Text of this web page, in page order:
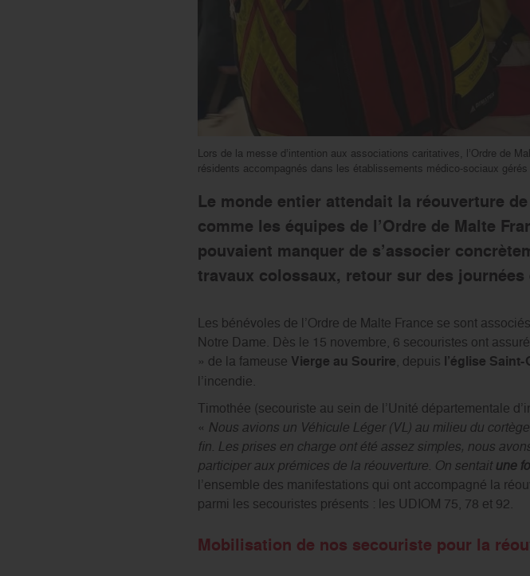
Lors de la messe d’intention aux associations caritatives, l’Ordre de
résidents accompagnés dans les établissements médico-sociaux
Le monde entier attendait la réouverture
comme les équipes de l’Ordre de Malte
pouvaient manquer de s’associer
travaux colossaux, retour sur des journées
Les bénévoles de l’Ordre de Malte France se sont
Notre Dame. Dès le 15 novembre, 6 secouristes ont
» de la fameuse Vierge au Sourire, depuis l’église
l’incendie.
Timothée (secouriste au sein de l’Unité départementale
« Nous avions un Véhicule Léger (VL) au milieu du
fin. Les prises en charge ont été assez simples, nous
participer aux prémices de la réouverture. On sentaitune
l’ensemble des manifestations qui ont accompagné la
parmi les secouristes présents : les UDIOM 75, 78 et 92.
Mobilisation de nos secouriste pour la